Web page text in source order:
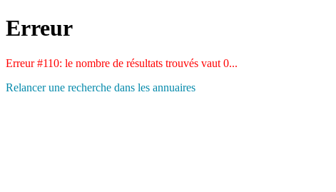
Erreur
Erreur #110: le nombre de résultats trouvés vaut 0...
Relancer une recherche dans les annuaires